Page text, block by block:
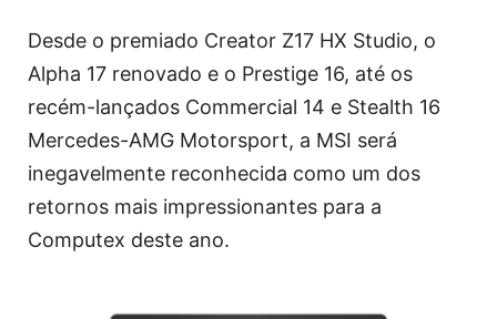
Desde o premiado Creator Z17 HX Studio, o
Alpha 17 renovado e o Prestige 16, até os
recém-lançados Commercial 14 e Stealth 16
Mercedes-AMG Motorsport, a MSI será
inegavelmente reconhecida como um dos
retornos mais impressionantes para a
Computex deste ano.